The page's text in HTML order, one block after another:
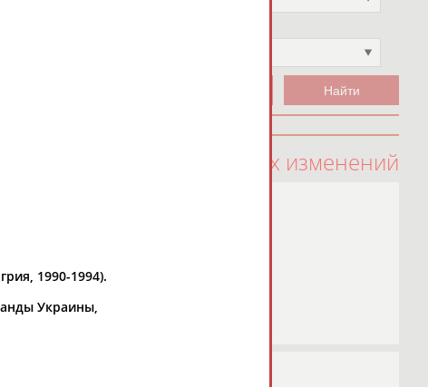
100 последних изменений
1990-1994).
Украины,